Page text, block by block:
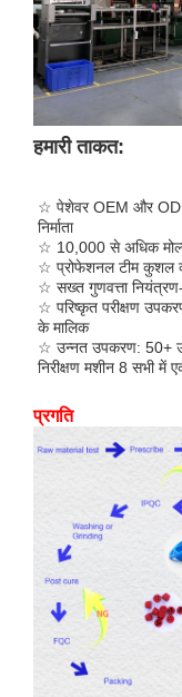
हमारी ताकत:
☆ पेशेवर OEM और
निर्माता
☆ 10,000 से अधिक
☆ प्रोफेशनल टीम कुशल
☆ सख्त गुणवत्ता
☆ परिष्कृत परीक्षण
के मालिक
☆ उन्नत उपकरण: 50+
निरीक्षण मशीन 8 सभी में
प्रगति